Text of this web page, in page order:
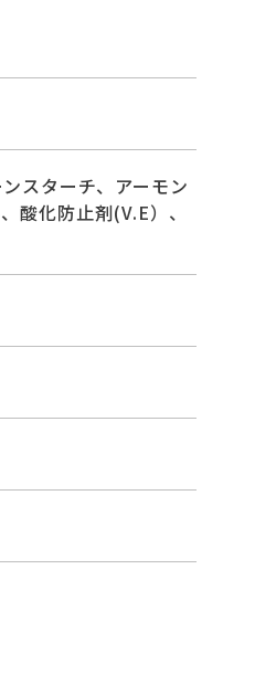
スターチ、アーモン
酸化防止剤(V.E）、